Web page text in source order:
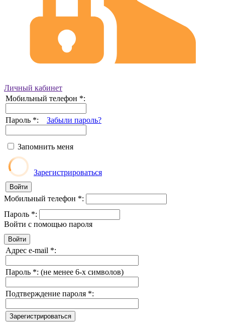
Личный кабинет
Мобильный телефон *:
Пароль *: Забыли пароль?
Запомнить меня
Зарегистрироваться
Мобильный телефон *:
Пароль *:
Войти с помощью пароля
Адрес e-mail *:
Пароль *: (не менее 6-х символов)
Подтверждение пароля *: